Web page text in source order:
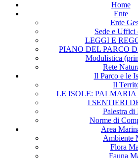
Home
Ente
Ente
Sede e Uffici
LEGGI E
PIANO DEL PARCO
Modulistica
Rete
Il Parco e le
Il
LE ISOLE:
I SENTIERI
Palestra di
Norme di
Area
Ambiente
Flora
Fauna